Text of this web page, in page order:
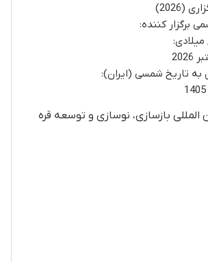
کننده:
بازسازی، نوسازی و توسعه قره